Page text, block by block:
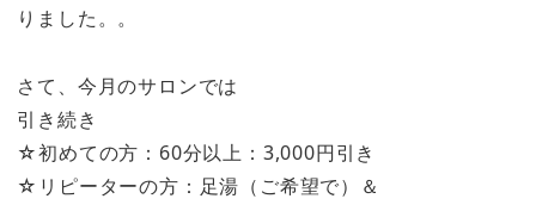
りました。。
さて、今月のサロンでは
引き続き
☆初めての方：60分以上：3,000円引き
☆リピーターの方：足湯（ご希望で）＆